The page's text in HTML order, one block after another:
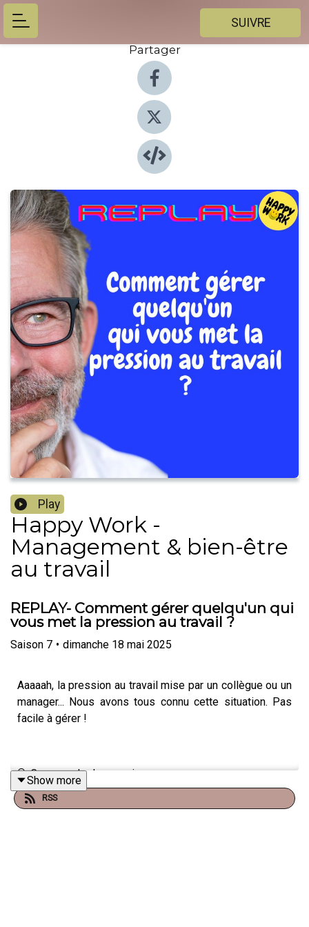
SUIVRE
Partager
Play
Happy Work -
Management & bien-être
au travail
REPLAY- Comment gérer quelqu'un qui
vous met la pression au travail ?
Saison 7 • dimanche 18 mai 2025
Aaaaah, la pression au travail mise par un collègue ou un
manager... Nous avons tous connu cette situation. Pas
facile à gérer !
🔍 Comprendre la pression
Il faut d'abord identifier le type de pression. Est-ce une
Show more
RSS